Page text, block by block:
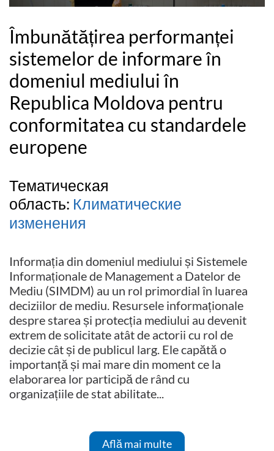
Îmbunătățirea performanței
sistemelor de informare în
domeniul mediului în
Republica Moldova pentru
conformitatea cu standardele
europene
Тематическая
область: Климатические
изменения
Informația din domeniul mediului și Sistemele
Informaționale de Management a Datelor de
Mediu (SIMDM) au un rol primordial în luarea
deciziilor de mediu. Resursele informaționale
despre starea și protecția mediului au devenit
extrem de solicitate atât de actorii cu rol de
decizie cât și de publicul larg. Ele capătă o
importanță și mai mare din moment ce la
elaborarea lor participă de rând cu
organizațiile de stat abilitate...
Află mai multe